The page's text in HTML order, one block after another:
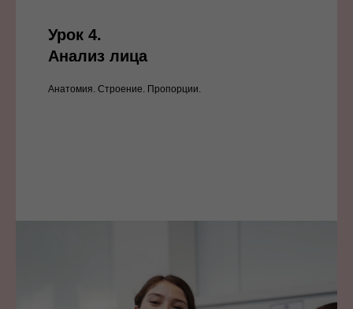
Урок 4.
Анализ лица
Анатомия. Строение. Пропорции.